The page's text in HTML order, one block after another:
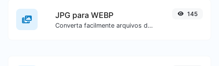
JPG para WEBP
Converta facilmente arquivos de imagem JPG para WEBP.
145